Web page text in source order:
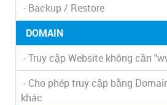
- Backup / Restore
DOMAIN
- Truy cập Website không cần
- Cho phép truy cập bằng
khác